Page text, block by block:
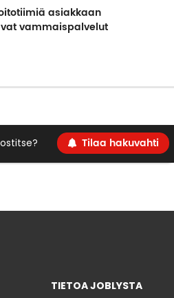
asiakkaan
vammaispalvelut
Tilaa hakuvahti
TIETOA JOBLYSTA